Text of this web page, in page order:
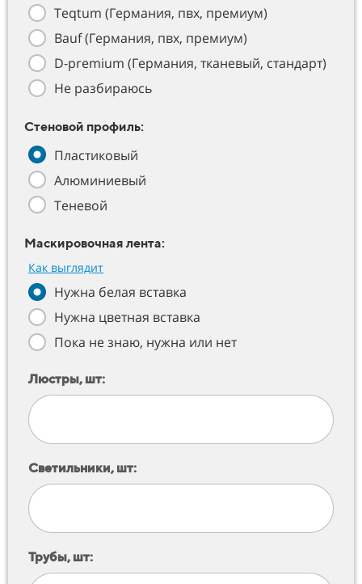
Teqtum (Германия, пвх, премиум)
Bauf (Германия, пвх, премиум)
D-premium (Германия, тканевый, стандарт)
Не разбираюсь
Стеновой профиль:
Пластиковый
Алюминиевый
Теневой
Маскировочная лента:
Как выглядит
Нужна белая вставка
Нужна цветная вставка
Пока не знаю, нужна или нет
Люстры, шт:
Светильники, шт:
Трубы, шт: